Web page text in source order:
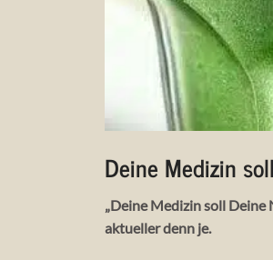
Deine Medizin
„Deine Medizin soll Deine
aktueller denn je.